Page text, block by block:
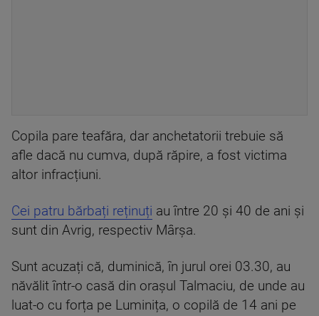
Copila pare teafăra, dar anchetatorii trebuie să
afle dacă nu cumva, după răpire, a fost victima
altor infracțiuni.
Cei patru bărbați reținuți au între 20 și 40 de ani și
sunt din Avrig, respectiv Mârșa.
Sunt acuzați că, duminică, în jurul orei 03.30, au
năvălit într-o casă din orașul Talmaciu, de unde au
luat-o cu forța pe Luminița, o copilă de 14 ani pe